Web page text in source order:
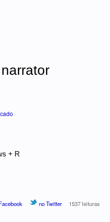
+ R
no Twitter 1537 leituras